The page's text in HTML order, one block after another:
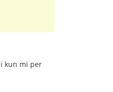
kun mi per